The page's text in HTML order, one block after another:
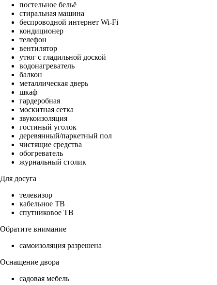
постельное бельё
стиральная машина
беспроводной интернет Wi-Fi
кондиционер
телефон
вентилятор
утюг с гладильной доской
водонагреватель
балкон
металлическая дверь
шкаф
гардеробная
москитная сетка
звукоизоляция
гостиный уголок
деревянный/паркетный пол
чистящие средства
обогреватель
журнальный столик
Для досуга
телевизор
кабельное ТВ
спутниковое ТВ
Обратите внимание
самоизоляция разрешена
Оснащение двора
садовая мебель